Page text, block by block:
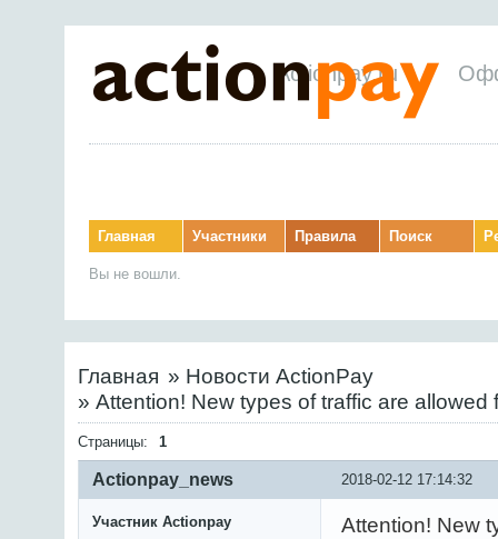
Actionpay.ru
Главная Участники Правила Поиск
Вы не вошли.
Главная » Новости ActionPay
» Attention! New types of traffiс are
Страницы: 1
2018-02-12 17:14:32
Actionpay_news
Участник Actionpay
Attention! New